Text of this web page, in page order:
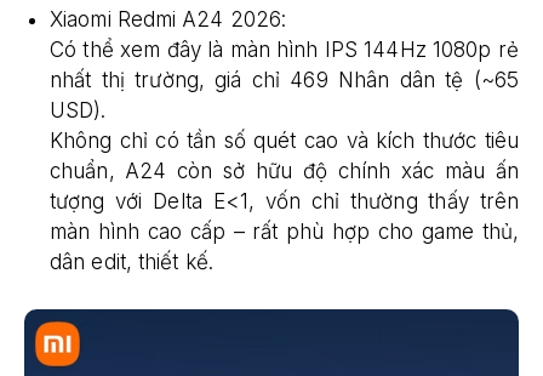
Xiaomi Redmi A24 2026:
Có thể xem đây là màn hình IPS 144Hz 1080p rẻ
nhất thị trường, giá chỉ 469 Nhân dân tệ (~65
USD).
Không chỉ có tần số quét cao và kích thước tiêu
chuẩn, A24 còn sở hữu độ chính xác màu ấn
tượng với Delta E<1, vốn chỉ thường thấy trên
màn hình cao cấp – rất phù hợp cho game thủ,
dân edit, thiết kế.